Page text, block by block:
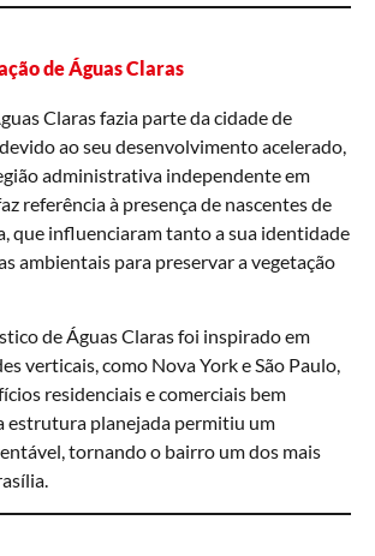
de Águas Claras
Claras fazia parte da cidade de
ao seu desenvolvimento acelerado,
administrativa independente em
referência à presença de nascentes de
que influenciaram tanto a sua identidade
ambientais para preservar a vegetação
de Águas Claras foi inspirado em
verticais, como Nova York e São Paulo,
residenciais e comerciais bem
estrutura planejada permitiu um
tornando o bairro um dos mais